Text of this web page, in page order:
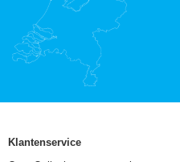
Klantenservice